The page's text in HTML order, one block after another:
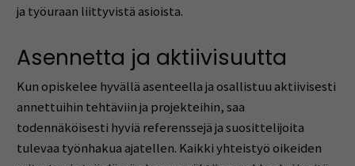
ja työuraan liittyvistä asioista.
Asennetta ja aktiivisuutta
Kun opiskelee hyvällä asenteella ja osallistuu aktiivisesti
annettuihin tehtäviin ja projekteihin, saa
todennäköisesti hyviä referenssejä ja suosittelijoita
tulevaa työnhakua ajatellen. Kaikki yhteistyö oikeiden